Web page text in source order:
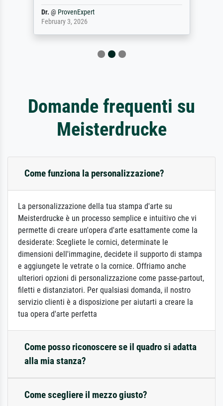
Dr. @ ProvenExpert
February 3, 2026
Domande frequenti su
Meisterdrucke
Come funziona la personalizzazione?
La personalizzazione della tua stampa d'arte su
Meisterdrucke è un processo semplice e intuitivo che vi
permette di creare un'opera d'arte esattamente come la
desiderate: Scegliete le cornici, determinate le
dimensioni dell'immagine, decidete il supporto di stampa
e aggiungete le vetrate o la cornice. Offriamo anche
ulteriori opzioni di personalizzazione come passe-partout,
filetti e distanziatori. Per qualsiasi domanda, il nostro
servizio clienti è a disposizione per aiutarti a creare la
tua opera d'arte perfetta
Come posso riconoscere se il quadro si adatta
alla mia stanza?
Come scegliere il mezzo giusto?